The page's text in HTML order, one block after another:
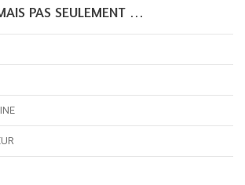
PAS SEULEMENT …